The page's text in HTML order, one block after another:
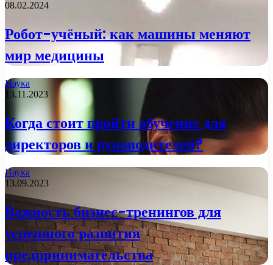
08.02.2024
Робот-учёный: как машины меняют
мир медицины
Наука
13.11.2023
Когда стоит пройти обучение для
директоров и руководителей?
Наука
13.09.2023
Важность бизнес-тренингов для
успешного развития
предпринимательства